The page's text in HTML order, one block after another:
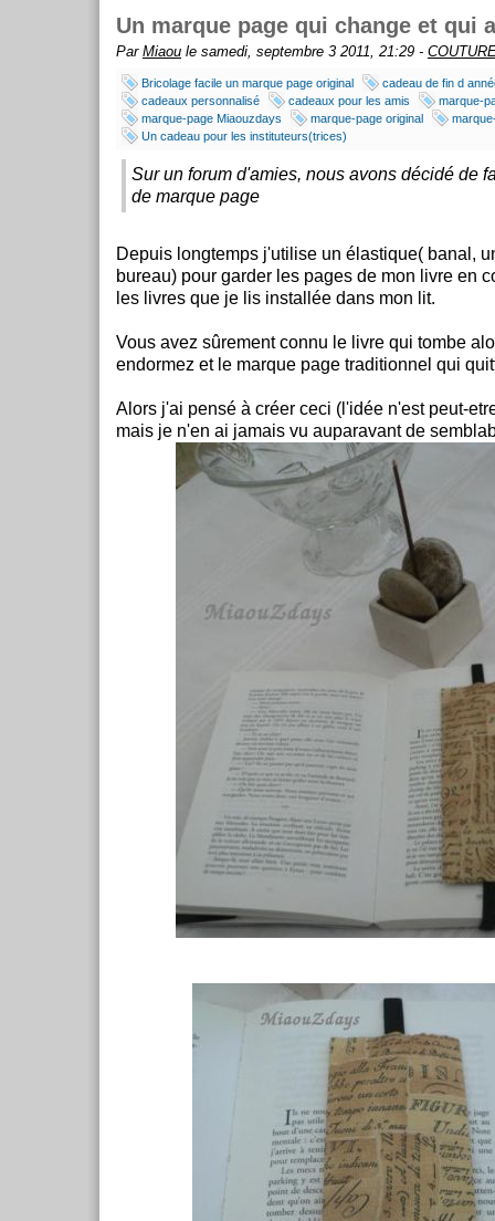
Un marque page qui change et qui
Par Miaou le samedi, septembre 3 2011, 21:29 -
Bricolage facile un marque page original
cadeau de fin d
cadeaux personnalisé
cadeaux pour les amis
marque-
marque-page Miaouzdays
marque-page original
Un cadeau pour les instituteurs(trices)
Sur un forum d'amies, nous avons décidé de
de marque page
Depuis longtemps j'utilise un élastique( banal,
bureau) pour garder les pages de mon livre en
les livres que je lis installée dans mon lit.
Vous avez sûrement connu le livre qui tombe
endormez et le marque page traditionnel qui
Alors j'ai pensé à créer ceci (l'idée n'est peut-
mais je n'en ai jamais vu auparavant de